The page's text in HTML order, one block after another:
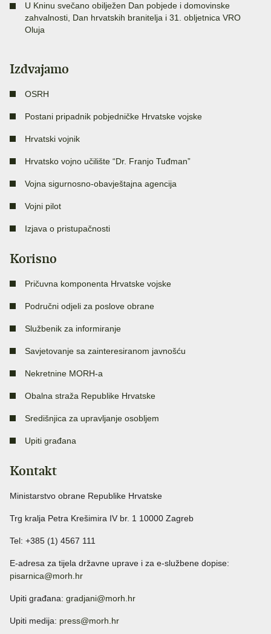
U Kninu svečano obilježen Dan pobjede i domovinske
zahvalnosti, Dan hrvatskih branitelja i 31. obljetnica VRO
Oluja
Izdvajamo
OSRH
Postani pripadnik pobjedničke Hrvatske vojske
Hrvatski vojnik
Hrvatsko vojno učilište “Dr. Franjo Tuđman”
Vojna sigurnosno-obavještajna agencija
Vojni pilot
Izjava o pristupačnosti
Korisno
Pričuvna komponenta Hrvatske vojske
Područni odjeli za poslove obrane
Službenik za informiranje
Savjetovanje sa zainteresiranom javnošću
Nekretnine MORH-a
Obalna straža Republike Hrvatske
Središnjica za upravljanje osobljem
Upiti građana
Kontakt
Ministarstvo obrane Republike Hrvatske
Trg kralja Petra Krešimira IV br. 1 10000 Zagreb
Tel: +385 (1) 4567 111
E-adresa za tijela državne uprave i za e-službene dopise:
pisarnica@morh.hr
Upiti građana: gradjani@morh.hr
Upiti medija: press@morh.hr